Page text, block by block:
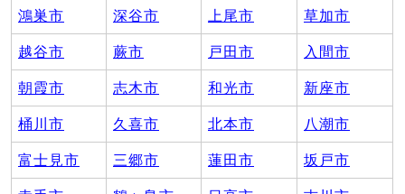
鴻巣市 深谷市 上尾市 草加市
越谷市 蕨市 戸田市 入間市
朝霞市 志木市 和光市 新座市
桶川市 久喜市 北本市 八潮市
富士見市 三郷市 蓮田市 坂戸市